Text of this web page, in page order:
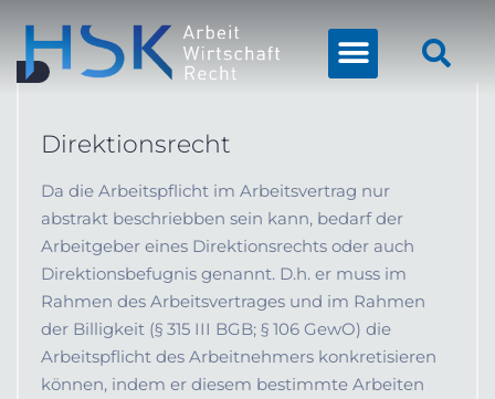
Direktionsrecht
Da die Arbeitspflicht im Arbeitsvertrag nur
abstrakt beschriebben sein kann, bedarf der
Arbeitgeber eines Direktionsrechts oder auch
Direktionsbefugnis genannt. D.h. er muss im
Rahmen des Arbeitsvertrages und im Rahmen
der Billigkeit (§ 315 III BGB; § 106 GewO) die
Arbeitspflicht des Arbeitnehmers konkretisieren
können, indem er diesem bestimmte Arbeiten